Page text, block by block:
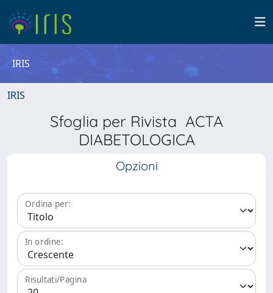
IRIS
IRIS
Sfoglia per Rivista ACTA
DIABETOLOGICA
Opzioni
Ordina per:
In ordine:
Risultati/Pagina